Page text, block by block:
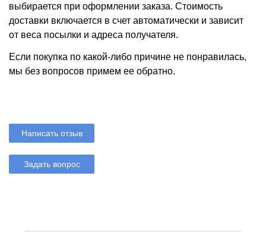
выбирается при оформлении заказа. Стоимость
доставки включается в счет автоматически и зависит
от веса посылки и адреса получателя.
Если покупка по какой-либо причине не понравилась,
мы без вопросов примем ее обратно.
Написать отзыв
Задать вопрос